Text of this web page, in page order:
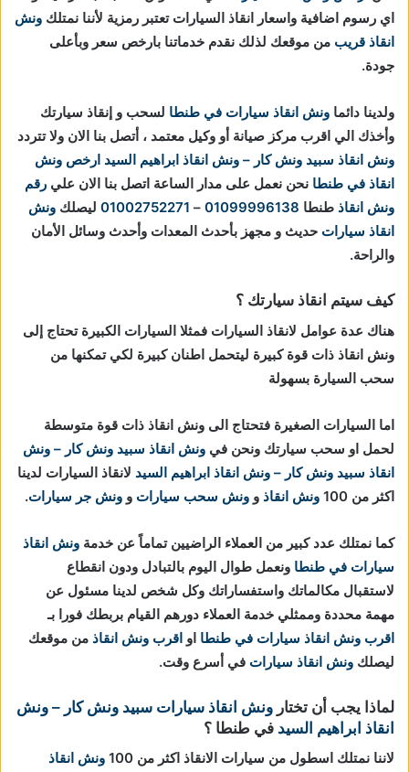
اي رسوم اضافية واسعار انقاذ السيارات تعتبر رمزية لأننا نمتلك ونش
انقاذ قريب من موقعك لذلك نقدم خدماتنا بارخص سعر وبأعلى
جودة.
ولدينا دائما ونش انقاذ سيارات في طنطا لسحب و إنقاذ سيارتك
وأخذك الي اقرب مركز صيانة أو وكيل معتمد ، أتصل بنا الان ولا تتردد
ونش انقاذ سبيد ونش كار – ونش انقاذ ابراهيم السيد ارخص ونش
انقاذ في طنطا نحن نعمل على مدار الساعة اتصل بنا الان علي رقم
ونش انقاذ طنطا 01099996138
–
01002752271 ليصلك ونش
انقاذ سيارات حديث و مجهز بأحدث المعدات وأحدث وسائل الأمان
والراحة.
كيف سيتم انقاذ سيارتك ؟
هناك عدة عوامل لانقاذ السيارات فمثلا السيارات الكبيرة تحتاج إلى
ونش انقاذ ذات قوة كبيرة ليتحمل اطنان كبيرة لكي تمكنها من
سحب السيارة بسهولة
اما السيارات الصغيرة فتحتاج الى ونش انقاذ ذات قوة متوسطة
لحمل او سحب سيارتك ونحن في ونش انقاذ سبيد ونش كار – ونش
انقاذ سبيد ونش كار – ونش انقاذ ابراهيم السيد لانقاذ السيارات لدينا
اكثر من 100
ونش انقاذ و ونش سحب سيارات و ونش جر سيارات.
كما نمتلك عدد كبير من العملاء الراضيين تماماً عن خدمة ونش انقاذ
سيارات في طنطا ونعمل طوال اليوم بالتبادل ودون انقطاع
لاستقبال مكالماتك واستفساراتك وكل شخص لدينا مسئول عن
مهمة محددة وممثلي خدمة العملاء دورهم القيام بربطك فورا بـ
اقرب ونش انقاذ سيارات في طنطا او اقرب ونش انقاذ من موقعك
ليصلك ونش انقاذ سيارات في أسرع وقت.
لماذا يجب أن تختار ونش انقاذ سيارات سبيد ونش كار – ونش
انقاذ ابراهيم السيد في طنطا ؟
لاننا نمتلك اسطول من سيارات الانقاذ اكثر من 100
ونش انقاذ